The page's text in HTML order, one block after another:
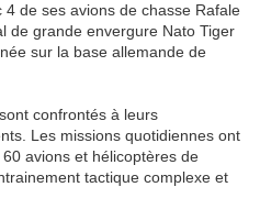
de ses avions de chasse Rafale
de grande envergure Nato Tiger
sur la base allemande de
confrontés à leurs
Les missions quotidiennes ont
avions et hélicoptères de
tactique complexe et